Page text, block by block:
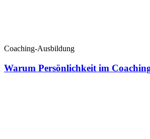
Coaching-Ausbildung
Warum Persönlichkeit im